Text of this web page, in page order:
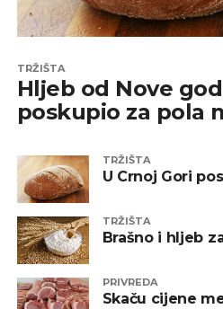
TRŽIŠTA
Hljeb od Nove
poskupio za pola
TRŽIŠTA
U Crnoj Gori
TRŽIŠTA
Brašno i hljeb
PRIVREDA
Skaču cijene